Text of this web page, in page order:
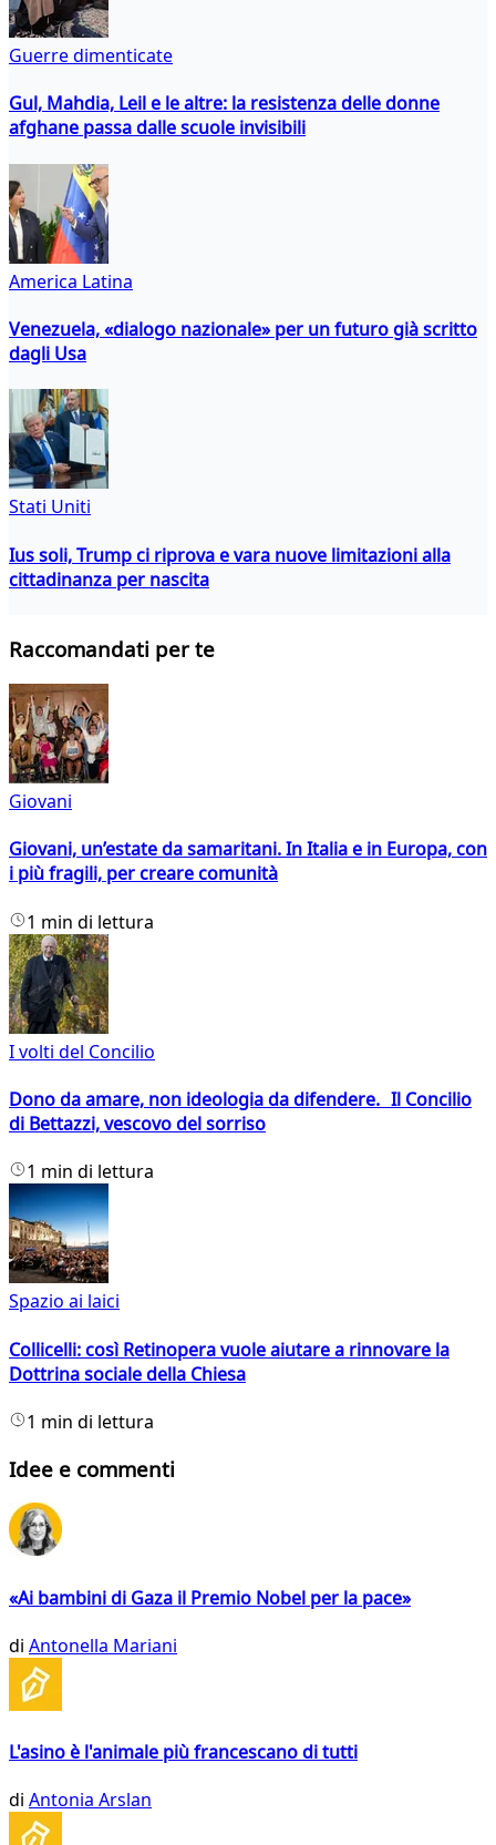
Guerre dimenticate
Gul, Mahdia, Leil e le altre: la resistenza delle donne
afghane passa dalle scuole invisibili
America Latina
Venezuela, «dialogo nazionale» per un futuro già scritto
dagli Usa
Stati Uniti
Ius soli, Trump ci riprova e vara nuove limitazioni alla
cittadinanza per nascita
Raccomandati per te
Giovani
Giovani, un’estate da samaritani. In Italia e in Europa, con
i più fragili, per creare comunità
1 min di lettura
I volti del Concilio
Dono da amare, non ideologia da difendere. Il Concilio
di Bettazzi, vescovo del sorriso
1 min di lettura
Spazio ai laici
Collicelli: così Retinopera vuole aiutare a rinnovare la
Dottrina sociale della Chiesa
1 min di lettura
Idee e commenti
«Ai bambini di Gaza il Premio Nobel per la pace»
di Antonella Mariani
L'asino è l'animale più francescano di tutti
di Antonia Arslan